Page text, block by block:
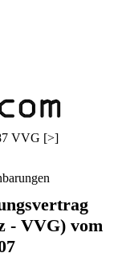
VVG [>]
- VVG) vom